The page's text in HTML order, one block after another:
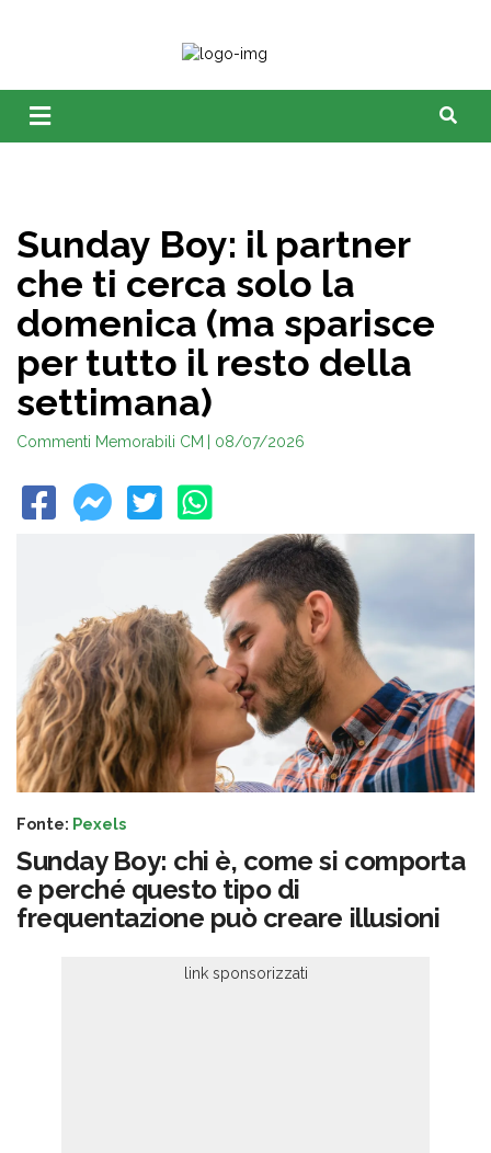
Sunday Boy: il partner
che ti cerca solo la
domenica (ma sparisce
per tutto il resto della
settimana)
Commenti Memorabili CM | 08/07/2026
Fonte: Pexels
Sunday Boy: chi è, come si comporta
e perché questo tipo di
frequentazione può creare illusioni